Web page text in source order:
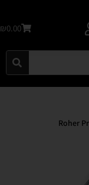
₪0.00